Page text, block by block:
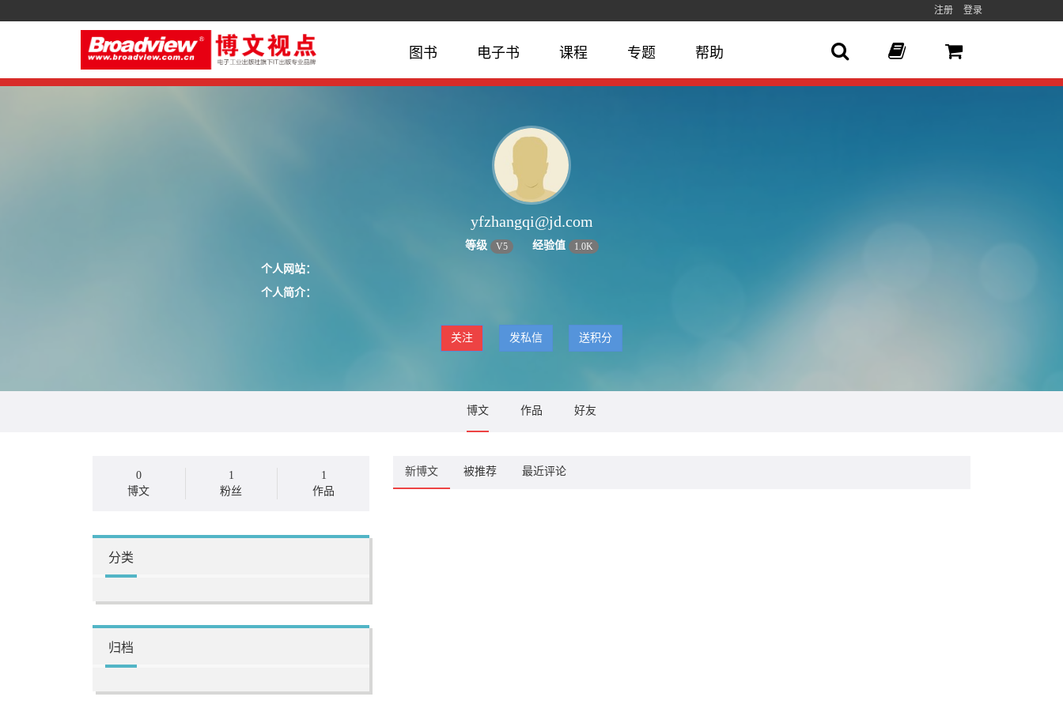
注册 登录
图书 电子书 课程 专题 帮助
yfzhangqi@jd.com
等级 V5 经验值 1.0K
个人网站：
个人简介：
关注 发私信 送积分
博文 作品 好友
0
博文
1
粉丝
1
作品
分类
归档
新博文 被推荐 最近评论